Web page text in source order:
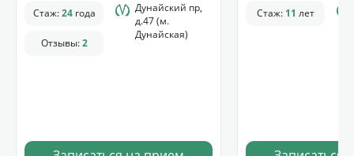
Стаж:24года
Отзывы:2
Дунайский пр,
д.47 (м.
Дунайская)
Стаж: 11 лет